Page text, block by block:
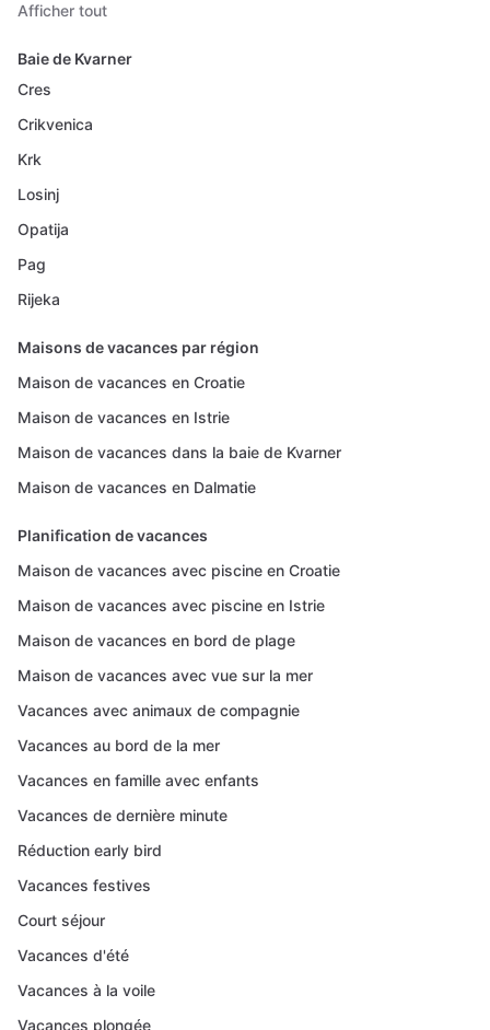
Afficher tout
Baie de Kvarner
Cres
Crikvenica
Krk
Losinj
Opatija
Pag
Rijeka
Maisons de vacances par région
Maison de vacances en Croatie
Maison de vacances en Istrie
Maison de vacances dans la baie de Kvarner
Maison de vacances en Dalmatie
Planification de vacances
Maison de vacances avec piscine en Croatie
Maison de vacances avec piscine en Istrie
Maison de vacances en bord de plage
Maison de vacances avec vue sur la mer
Vacances avec animaux de compagnie
Vacances au bord de la mer
Vacances en famille avec enfants
Vacances de dernière minute
Réduction early bird
Vacances festives
Court séjour
Vacances d'été
Vacances à la voile
Vacances plongée